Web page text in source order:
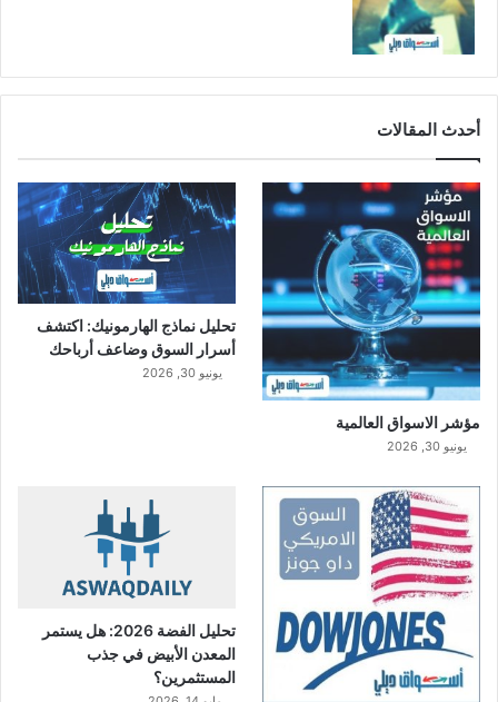
أحدث المقالات
مؤشر الاسواق العالمية
يونيو 30, 2026
تحليل نماذج الهارمونيك: اكتشف
أسرار السوق وضاعف أرباحك
يونيو 30, 2026
تحليل الفضة 2026: هل يستمر
المعدن الأبيض في جذب
المستثمرين؟